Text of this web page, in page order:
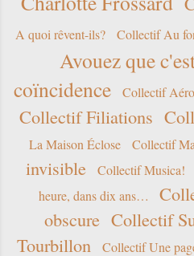
A quoi rêvent-ils?
Collectif Au
Avouez que
coïncidence
Collectif
Collectif Filiations
La Maison Éclose
Collectif
invisible
Collectif Musica!
heure, dans dix ans…
obscure Collectif
Tourbillon
Collectif Une